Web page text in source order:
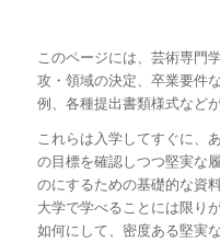
このページには、芸術専門
攻・領域の決定、卒業要件
例、各種提出書類様式など
これらは入学してすぐに、
の目標を確認しつつ堅実な
のにするための基礎的な資
大学で学べることには限りが
如何にして、密度ある堅実